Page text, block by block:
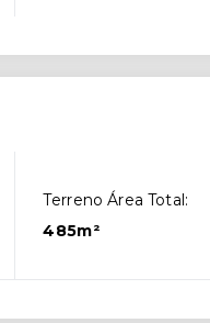
Terreno Área Total:
485m²